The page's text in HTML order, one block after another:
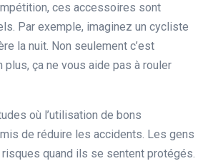
ces accessoires sont
Par exemple, imaginez un cycliste
la nuit. Non seulement c’est
plus, ça ne vous aide pas à rouler
où l’utilisation de bons
de réduire les accidents. Les gens
quand ils se sentent protégés.